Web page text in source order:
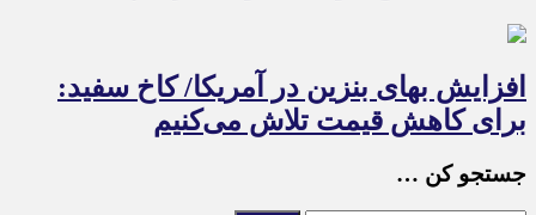
افزایش بهای بنزین در آمریکا/ کاخ سفید:
برای کاهش قیمت تلاش می‌کنیم
جستجو کن …